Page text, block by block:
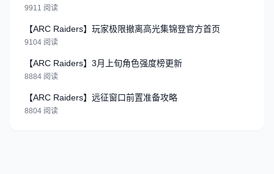
9911 阅读
【ARC Raiders】玩家极限撤离高光集锦登官方首页
9104 阅读
【ARC Raiders】3月上旬角色强度榜更新
8884 阅读
【ARC Raiders】远征窗口前置准备攻略
8804 阅读